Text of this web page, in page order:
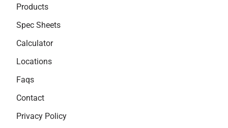
Products
Spec Sheets
Calculator
Locations
Faqs
Contact
Privacy Policy